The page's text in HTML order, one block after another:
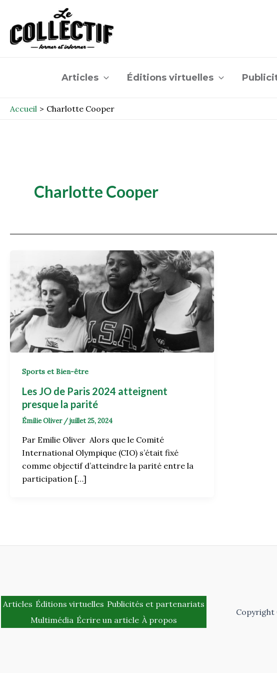
contenu
Articles Éditions virtuelles
Accueil Charlotte Cooper
Charlotte Cooper
Sports et Bien-être
Les JO de Paris 2024 atteignent
presque la parité
Émilie Oliver /juillet 25, 2024
Par Emilie Oliver Alors que le Comité
International Olympique (CIO) s’était fixé
comme objectif d’atteindre la parité entre la
participation […]
Articles Éditions virtuelles Publicités et partenariats
Multimédia Écrire un article À propos
Copyright